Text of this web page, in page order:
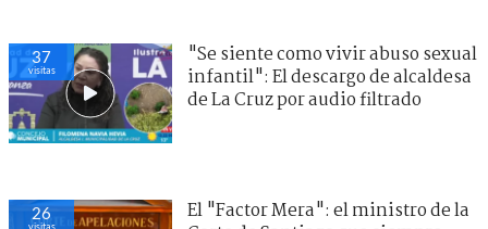
37
visitas
"Se siente como vivir abuso sexual
infantil": El descargo de alcaldesa
de La Cruz por audio filtrado
26
visitas
El "Factor Mera": el ministro de la